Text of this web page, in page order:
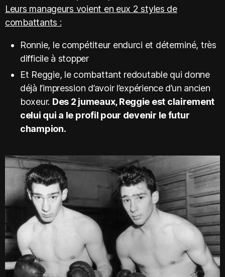
Leurs manageurs voient en eux 2 styles de
combattants :
Ronnie, le compétiteur endurci et déterminé, très
difficile à stopper
Et Reggie, le combattant redoutable qui donne
déjà l’impression d’avoir l’expérience d’un ancien
boxeur. Des 2 jumeaux, Reggie est clairement
celui qui a le profil pour devenir le futur
champion.